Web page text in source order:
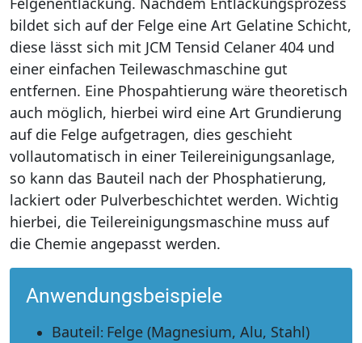
bildet sich auf der Felge eine Art Gelatine Schicht,
diese lässt sich mit JCM Tensid Celaner 404 und
einer einfachen Teilewaschmaschine gut
entfernen. Eine Phospahtierung wäre theoretisch
auch möglich, hierbei wird eine Art Grundierung
auf die Felge aufgetragen, dies geschieht
vollautomatisch in einer Teilereinigungsanlage,
so kann das Bauteil nach der Phosphatierung,
lackiert oder Pulverbeschichtet werden. Wichtig
hierbei, die Teilereinigungsmaschine muss auf
die Chemie angepasst werden.
Anwendungsbeispiele
Bauteil: Felge (Magnesium, Alu, Stahl)